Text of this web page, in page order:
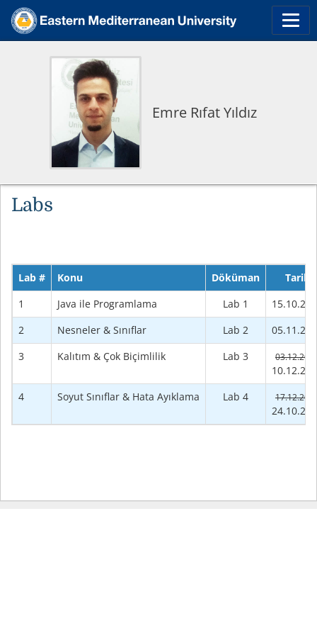
Emre Rıfat Yıldız
Labs
Lab # Konu Döküman
Tarih
1
Java ile Programlama Lab 1
2
Nesneler & Sınıflar Lab 2
3
Kalıtım & Çok Biçimlilik Lab 3
4
Soyut Sınıflar & Hata Ayıklama Lab 4